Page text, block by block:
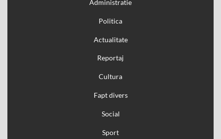
Administratie
Politica
Actualitate
Reportaj
Cultura
Fapt divers
Social
Sport